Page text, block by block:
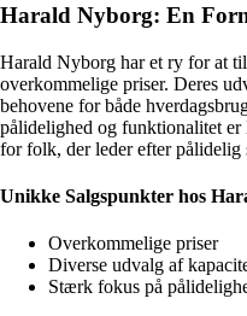
Harald Nyborg: En
Harald Nyborg har et ry for at
overkommelige priser. Deres
behovene for både
pålidelighed og funktionalitet
for folk, der leder efter pålidelig
Unikke Salgspunkter hos
Overkommelige priser
Diverse udvalg af
Stærk fokus på